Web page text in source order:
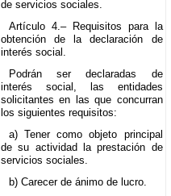
de servicios sociales.
Artículo 4.– Requisitos para la
obtención de la declaración de
interés social.
Podrán ser declaradas de
interés social, las entidades
solicitantes en las que concurran
los siguientes requisitos:
a) Tener como objeto principal
de su actividad la prestación de
servicios sociales.
b) Carecer de ánimo de lucro.